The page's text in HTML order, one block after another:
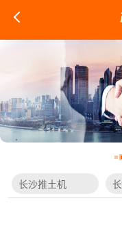
长沙推土机